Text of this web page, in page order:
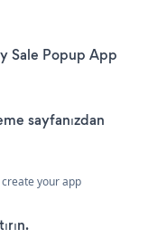
Sale Popup App
sayfanızdan
your app